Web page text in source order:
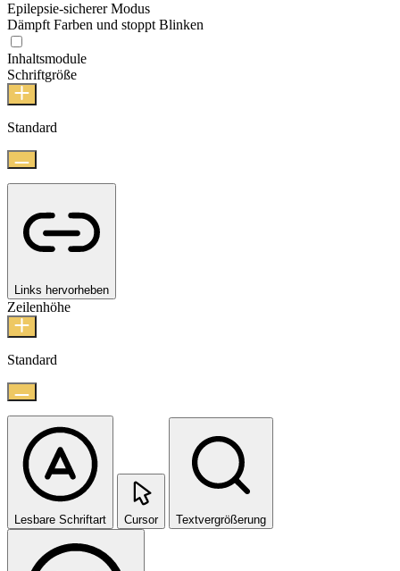
Epilepsie-sicherer Modus
Dämpft Farben und stoppt Blinken
Inhaltsmodule
Schriftgröße
Standard
Links hervorheben
Zeilenhöhe
Standard
Lesbare Schriftart Cursor Textvergrößerung